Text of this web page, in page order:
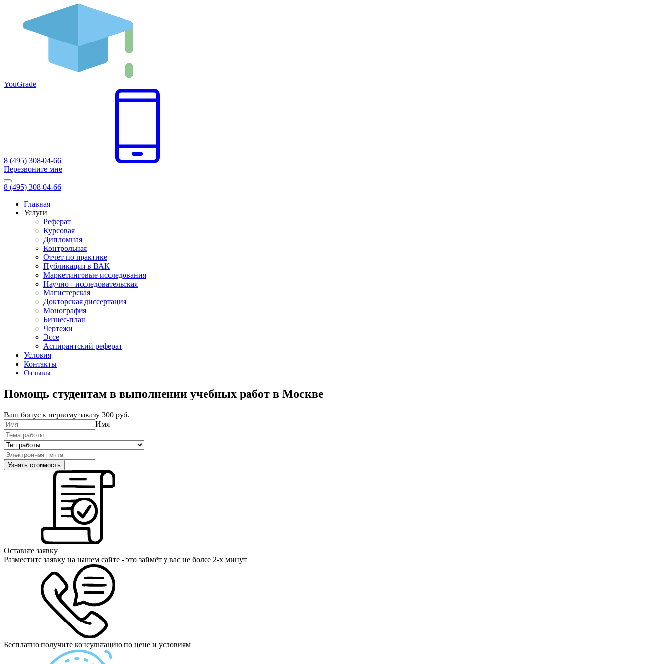
YouGrade
8 (495) 308-04-66
Перезвоните мне
8 (495) 308-04-66
Главная
Услуги
Реферат
Курсовая
Дипломная
Контрольная
Отчет по практике
Публикация в ВАК
Маркетинговые исследования
Научно - исследовательская
Магистерская
Докторская диссертация
Монография
Бизнес-план
Чертежи
Эссе
Аспирантский реферат
Условия
Контакты
Отзывы
Помощь студентам в выполнении учебных работ в Москве
Ваш бонус к первому заказу 300 руб.
Имя
Оставьте заявку
Разместите заявку на нашем сайте - это займёт у вас не более 2-х минут
Бесплатно получите консультацию по цене и условиям